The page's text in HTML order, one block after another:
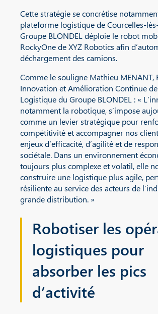
Cette stratégie se concrétise
plateforme logistique de Courcelles-
Groupe BLONDEL déploie le robot
RockyOne de XYZ Robotics afin
déchargement des camions.
Comme le souligne Mathieu MENANT,
Innovation et Amélioration Continue de
Logistique du Groupe BLONDEL : «
notamment la robotique, s’impose
comme un levier stratégique pour
compétitivité et accompagner nos
enjeux d’efficacité, d’agilité et de
sociétale. Dans un environnement
toujours plus complexe et volatil, elle
construire une logistique plus agile,
résiliente au service des acteurs de
grande distribution. »
Robotiser les
logistiques pour
absorber les pics
d’activité